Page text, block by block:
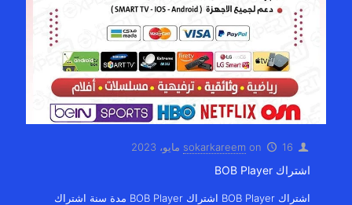
sokarkareem on 16 مايو، 2023
اشتراك BOB Player
اشتراك BOB Player اشتراك BOB Player مدة سنة اشتراك